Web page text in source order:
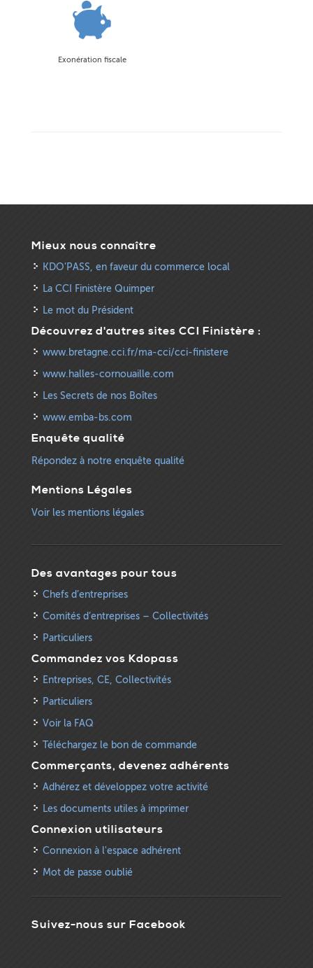
Exonération fiscale
Mieux nous connaître
KDO’PASS, en faveur du commerce local
La CCI Finistère Quimper
Le mot du Président
Découvrez d'autres sites CCI Finistère :
www.bretagne.cci.fr/ma-cci/cci-finistere
www.halles-cornouaille.com
Les Secrets de nos Boîtes
www.emba-bs.com
Enquête qualité
Répondez à notre enquête qualité
Mentions Légales
Voir les mentions légales
Des avantages pour tous
Chefs d’entreprises
Comités d’entreprises – Collectivités
Particuliers
Commandez vos Kdopass
Entreprises, CE, Collectivités
Particuliers
Voir la FAQ
Téléchargez le bon de commande
Commerçants, devenez adhérents
Adhérez et développez votre activité
Les documents utiles à imprimer
Connexion utilisateurs
Connexion à l'espace adhérent
Mot de passe oublié
Suivez-nous sur Facebook